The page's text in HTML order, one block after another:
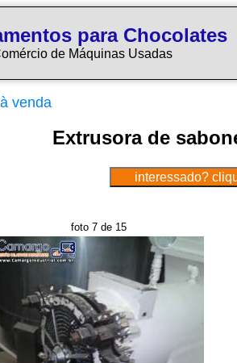
para Chocolates
de Máquinas Usadas
venda
Extrusora de
foto 7 de 15